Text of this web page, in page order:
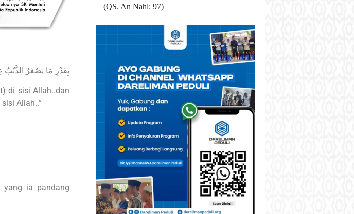
بِقَدْرِ مَا يَصْغَرُ
di sisi Allah..dan
Allah..”
yang ia pandang
(QS. An Nahl: 97)